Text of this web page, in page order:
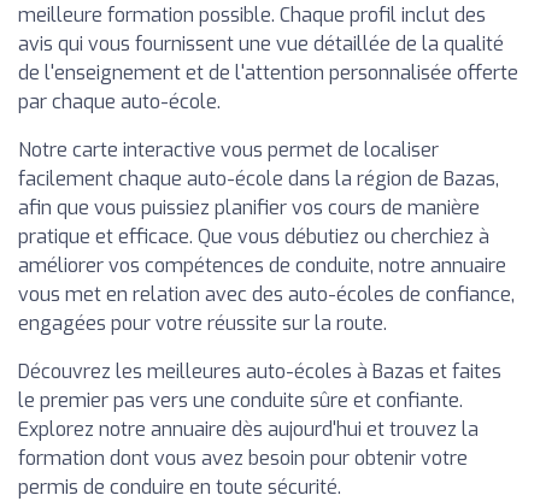
meilleure formation possible. Chaque profil inclut des
avis qui vous fournissent une vue détaillée de la qualité
de l'enseignement et de l'attention personnalisée offerte
par chaque auto-école.
Notre carte interactive vous permet de localiser
facilement chaque auto-école dans la région de Bazas,
afin que vous puissiez planifier vos cours de manière
pratique et efficace. Que vous débutiez ou cherchiez à
améliorer vos compétences de conduite, notre annuaire
vous met en relation avec des auto-écoles de confiance,
engagées pour votre réussite sur la route.
Découvrez les meilleures auto-écoles à Bazas et faites
le premier pas vers une conduite sûre et confiante.
Explorez notre annuaire dès aujourd'hui et trouvez la
formation dont vous avez besoin pour obtenir votre
permis de conduire en toute sécurité.